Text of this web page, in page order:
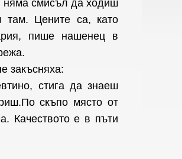
няма смисъл да ходиш
там. Цените са, като
пише нашенец в
закъсняха:
стига да знаеш
скъпо място от
Качеството е в пъти